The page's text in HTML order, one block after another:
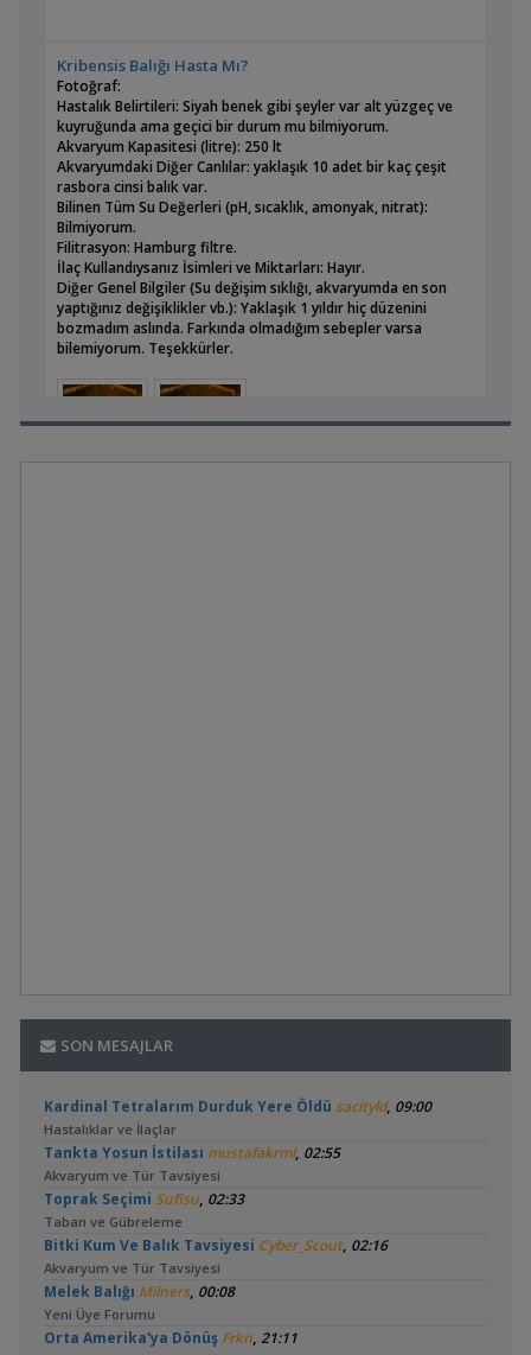
Kribensis Balığı Hasta Mı?
Fotoğraf:
Hastalık Belirtileri: Siyah benek gibi şeyler var alt yüzgeç ve
kuyruğunda ama geçici bir durum mu bilmiyorum.
Akvaryum Kapasitesi (litre): 250 lt
Akvaryumdaki Diğer Canlılar: yaklaşık 10 adet bir kaç çeşit
rasbora cinsi balık var.
Bilinen Tüm Su Değerleri (pH, sıcaklık, amonyak, nitrat):
Bilmiyorum.
Filitrasyon: Hamburg filtre.
İlaç Kullandıysanız İsimleri ve Miktarları: Hayır.
Diğer Genel Bilgiler (Su değişim sıklığı, akvaryumda en son
yaptığınız değişiklikler vb.): Yaklaşık 1 yıldır hiç düzenini
bozmadım aslında. Farkında olmadığım sebepler varsa
bilemiyorum. Teşekkürler.
SON MESAJLAR
Kardinal Tetralarım Durduk Yere Öldü sacityld, 09:00
Hastalıklar ve İlaçlar
Tankta Yosun İstilası mustafakrml, 02:55
Akvaryum ve Tür Tavsiyesi
Toprak Seçimi Sufisu, 02:33
Taban ve Gübreleme
Bitki Kum Ve Balık Tavsiyesi Cyber_Scout, 02:16
Akvaryum ve Tür Tavsiyesi
Melek Balığı Milners, 00:08
Yeni Üye Forumu
Orta Amerika'ya Dönüş Frkn, 21:11